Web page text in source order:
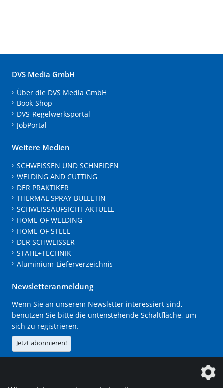
DVS Media GmbH
Über die DVS Media GmbH
Book-Shop
DVS-Regelwerksportal
JobPortal
Weitere Medien
SCHWEISSEN UND SCHNEIDEN
WELDING AND CUTTING
DER PRAKTIKER
THERMAL SPRAY BULLETIN
SCHWEISSAUFSICHT AKTUELL
HOME OF WELDING
HOME OF STEEL
DER SCHWEISSER
STAHL+TECHNIK
Aluminium-Lieferverzeichnis
Newsletteranmeldung
Wenn Sie an unserem Newsletter interessiert sind,
benutzen Sie bitte die untenstehende Schaltfläche, um
sich zu registrieren.
Jetzt abonnieren!
Die DVS Media GmbH ist ein Unternehmen der